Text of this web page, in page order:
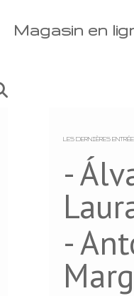
Magasin en
LES DERNIÈRES
-
-